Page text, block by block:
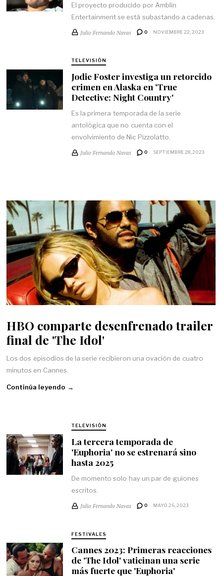
El proyecto producido por Amblin
Entertainment se está subastando a cadenas.
Julio Fernando Navas 0 NOVIEMBRE 22, 2023
TELEVISIÓN
Jodie Foster investiga un retorcido
crimen en Alaska en 'True
Detective: Night Country'
Es la primera temporada de la serie
antológica que no cuenta con el
envolvimiento de Nic Pizzolatto.
Julio Fernando Navas 0 SEPTIEMBRE 28, 2023
HBO comparte desenfrenado trailer
final de 'The Idol'
Los dos episodios de la serie recibieron una ovación de cuatro
minutos en Cannes.
Continúa leyendo →
TELEVISIÓN
La tercera temporada de
'Euphoria' no se estrenará sino
hasta 2025
De momento solo hay un par de guiones
escritos.
Julio Fernando Navas 0 MAYO 26, 2023
FESTIVALES
Cannes 2023: Primeras reacciones
de 'The Idol' vaticinan una serie
más fuerte que 'Euphoria'